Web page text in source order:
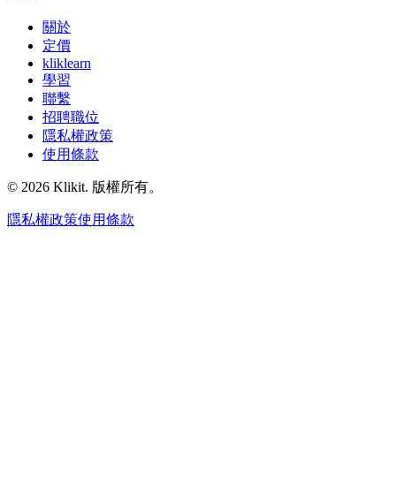
關於
定價
kliklearn
學習
聯繫
招聘職位
隱私權政策
使用條款
© 2026 Klikit. 版權所有。
隱私權政策使用條款